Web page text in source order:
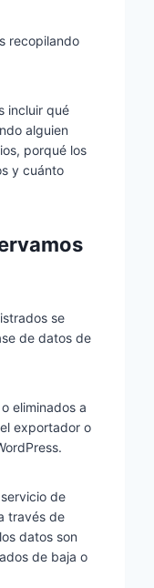
recopilando
incluir qué
alguien
porqué los
y cuánto
se
de datos de
eliminados a
exportador o
de
través de
datos son
de baja o